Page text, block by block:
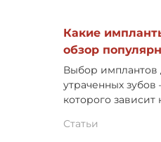
Какие
обзор
Выбор имплантов
утраченных
которого зависит
Статьи